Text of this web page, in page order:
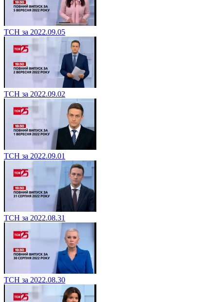
ТСН за 2022.09.05
ТСН за 2022.09.02
ТСН за 2022.09.01
ТСН за 2022.08.31
ТСН за 2022.08.30